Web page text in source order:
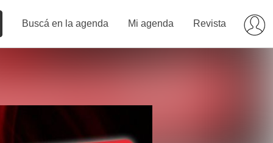
Buscá en la agenda Mi agenda Revista